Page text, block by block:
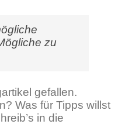
zu
gefallen.
Was für Tipps willst
in die